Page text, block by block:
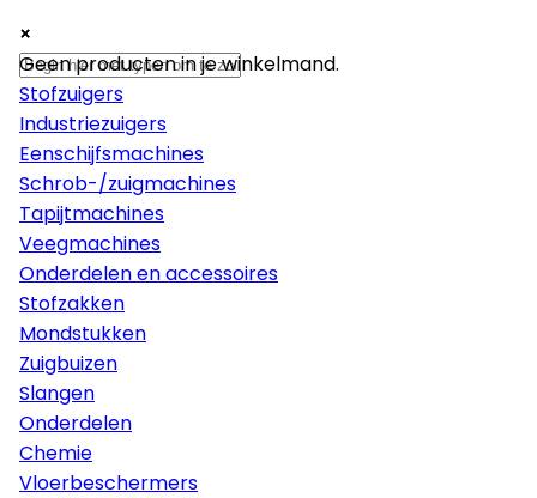
×
Machines
Stofzuigers
Industriezuigers
Eenschijfsmachines
Schrob-/zuigmachines
Tapijtmachines
Veegmachines
Onderdelen en accessoires
Stofzakken
Mondstukken
Zuigbuizen
Slangen
Onderdelen
Chemie
Vloerbeschermers
×
×
Geen producten in je winkelmand.